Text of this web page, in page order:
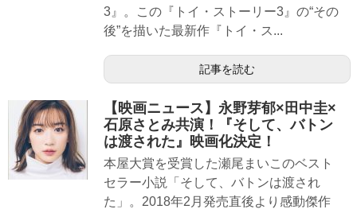
3』。この『トイ・ストーリー3』の“その
後”を描いた最新作『トイ・ス...
記事を読む
【映画ニュース】永野芽郁×田中圭×
石原さとみ共演！『そして、バトン
は渡された』映画化決定！
本屋大賞を受賞した瀬尾まいこのベスト
セラー小説「そして、バトンは渡され
た」。2018年2月発売直後より感動傑作